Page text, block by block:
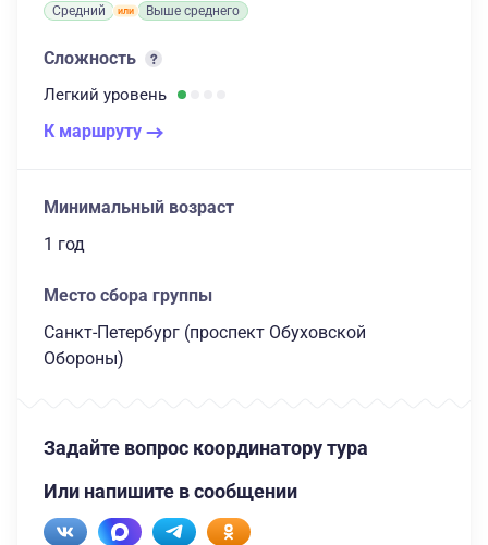
Средний Выше среднего
Сложность
Легкий уровень
К маршруту
Минимальный возраст
1 год
Место сбора группы
Санкт-Петербург (проспект Обуховской
Обороны)
Задайте вопрос координатору тура
Или напишите в сообщении